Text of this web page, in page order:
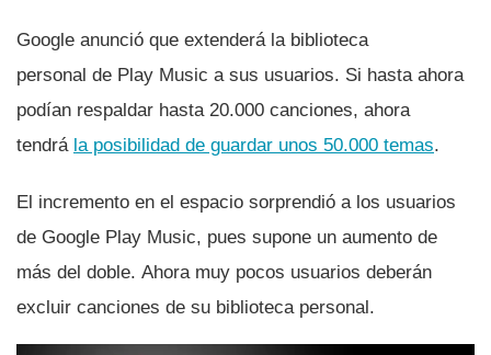
Google anunció que extenderá la biblioteca
personal de Play Music a sus usuarios. Si hasta ahora
podí­an respaldar hasta 20.000 canciones, ahora
tendrá la posibilidad de guardar unos 50.000 temas.
El incremento en el espacio sorprendió a los usuarios
de Google Play Music, pues supone un aumento de
más del doble. Ahora muy pocos usuarios deberán
excluir canciones de su biblioteca personal.